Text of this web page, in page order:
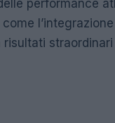
performance
risultati